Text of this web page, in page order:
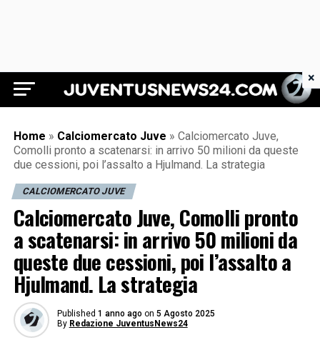
Juventus News 24
Home » Calciomercato Juve » Calciomercato Juve,
Comolli pronto a scatenarsi: in arrivo 50 milioni da queste
due cessioni, poi l’assalto a Hjulmand. La strategia
CALCIOMERCATO JUVE
Calciomercato Juve, Comolli pronto
a scatenarsi: in arrivo 50 milioni da
queste due cessioni, poi l’assalto a
Hjulmand. La strategia
Published 1 anno ago on 5 Agosto 2025
By Redazione JuventusNews24
×